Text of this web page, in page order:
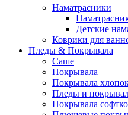
Наматрасники
Детские
Коврики для
Пледы & Покрывала
Саше
Покрывала
Покрывала
Пледы и
Покрывала